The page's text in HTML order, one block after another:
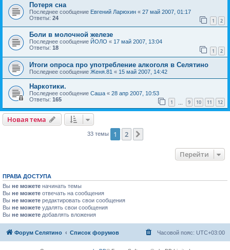
Потеря сна
Последнее сообщение Евгений Ларюхин « 27 май 2007, 01:17
Ответы: 24 1 2
Боли в молочной железе
Последнее сообщение ЙОЛО « 17 май 2007, 13:04
Ответы: 18 1 2
Итоги опроса про употребление алкоголя в Селятино
Последнее сообщение Женя.81 « 15 май 2007, 14:42
Наркотики.
Последнее сообщение Саша « 28 апр 2007, 10:53
Ответы: 165 1 9 10 11 12
Новая тема
33 темы 1 2
Перейти
ПРАВА ДОСТУПА
Вы не можете начинать темы
Вы не можете отвечать на сообщения
Вы не можете редактировать свои сообщения
Вы не можете удалять свои сообщения
Вы не можете добавлять вложения
Форум Селятино Список форумов Часовой пояс: UTC+03:00